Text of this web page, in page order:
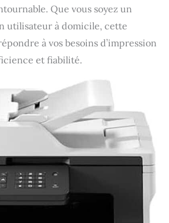
Que vous soyez un
utilisateur à domicile, cette
à vos besoins d’impression
et fiabilité.